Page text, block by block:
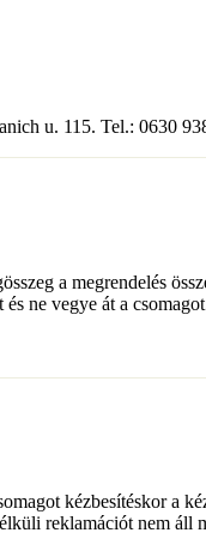
u. 115. Tel.: 0630
a megrendelés
ne vegye át a
kézbesítéskor a
reklamációt nem áll